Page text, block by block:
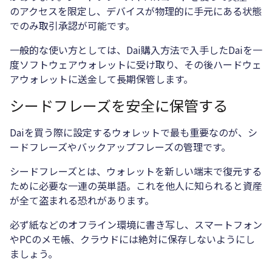
のアクセスを限定し、デバイスが物理的に手元にある状態
でのみ取引承認が可能です。
一般的な使い方としては、Dai購入方法で入手したDaiを一
度ソフトウェアウォレットに受け取り、その後ハードウェ
アウォレットに送金して長期保管します。
シードフレーズを安全に保管する
Daiを買う際に設定するウォレットで最も重要なのが、シ
ードフレーズやバックアップフレーズの管理です。
シードフレーズとは、ウォレットを新しい端末で復元する
ために必要な一連の英単語。これを他人に知られると資産
が全て盗まれる恐れがあります。
必ず紙などのオフライン環境に書き写し、スマートフォン
やPCのメモ帳、クラウドには絶対に保存しないようにし
ましょう。